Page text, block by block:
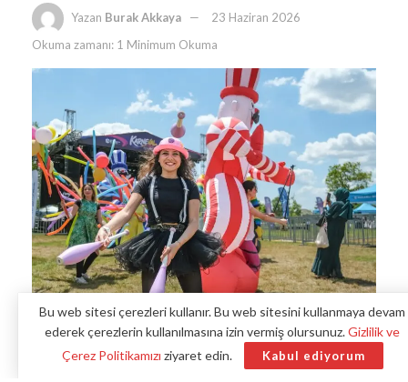
Yazan Burak Akkaya
23 Haziran 2026
Okuma zamanı: 1 Minimum Okuma
Bu web sitesi çerezleri kullanır. Bu web sitesini kullanmaya devam
ederek çerezlerin kullanılmasına izin vermiş olursunuz.Gizlilik ve
Çerez Politikamızı ziyaret edin. Kabul ediyorum